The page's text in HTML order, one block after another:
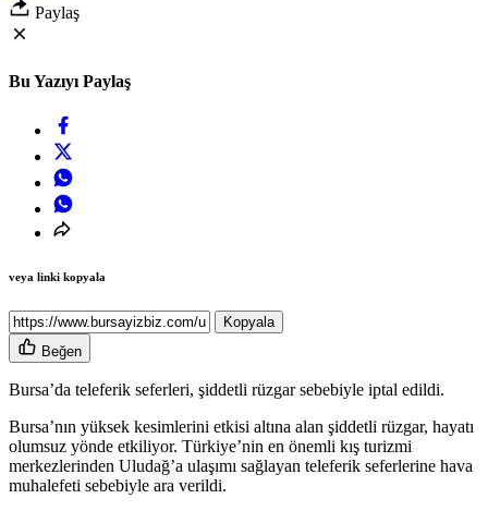
Paylaş
Bu Yazıyı Paylaş
veya linki kopyala
Kopyala
Beğen
Bursa’da teleferik seferleri, şiddetli rüzgar sebebiyle iptal edildi.
Bursa’nın yüksek kesimlerini etkisi altına alan şiddetli rüzgar, hayatı
olumsuz yönde etkiliyor. Türkiye’nin en önemli kış turizmi
merkezlerinden Uludağ’a ulaşımı sağlayan teleferik seferlerine hava
muhalefeti sebebiyle ara verildi.